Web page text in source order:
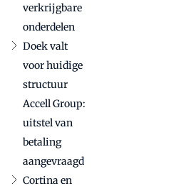
verkrijgbare
onderdelen
Doek valt
voor huidige
structuur
Accell Group:
uitstel van
betaling
aangevraagd
Cortina en